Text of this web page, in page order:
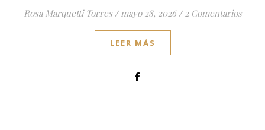
Rosa Marquetti Torres / mayo 28, 2026 / 2 Comentarios
LEER MÁS